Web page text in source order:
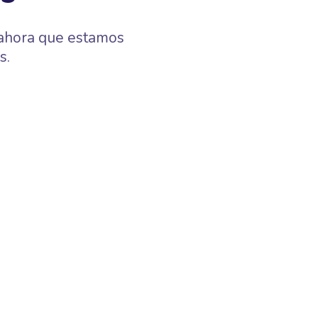
que estamos